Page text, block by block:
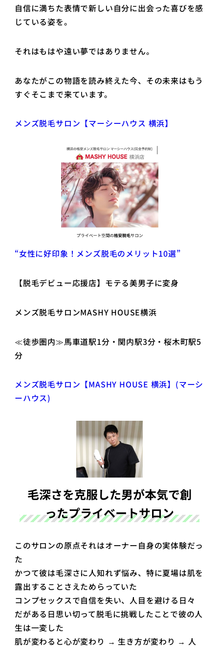
自信に満ちた表情で新しい自分に出会った喜びを感
じている姿を。
それはもはや遠い夢ではありません。
あなたがこの物語を読み終えた今、その未来はもう
すぐそこまで来ています。
メンズ脱毛サロン【マーシーハウス 横浜】
“女性に好印象！メンズ脱毛のメリット10選”
【脱毛デビュー応援店】モテる美男子に変身
メンズ脱毛サロンMASHY HOUSE横浜
≪徒歩圏内≫馬車道駅1分・関内駅3分・桜木町駅5
分
メンズ脱毛サロン【MASHY HOUSE 横浜】(マーシ
ーハウス)
毛深さを克服した男が本気で創
ったプライベートサロン
このサロンの原点それはオーナー自身の実体験だっ
た
かつて彼は毛深さに人知れず悩み、特に夏場は肌を
露出することさえためらっていた
コンプセックスで自信を失い、人目を避ける日々
だがある日思い切って脱毛に挑戦したことで彼の人
生は一変した
肌が変わると心が変わり → 生き方が変わり → 人